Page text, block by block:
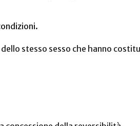
stesso sesso che hanno